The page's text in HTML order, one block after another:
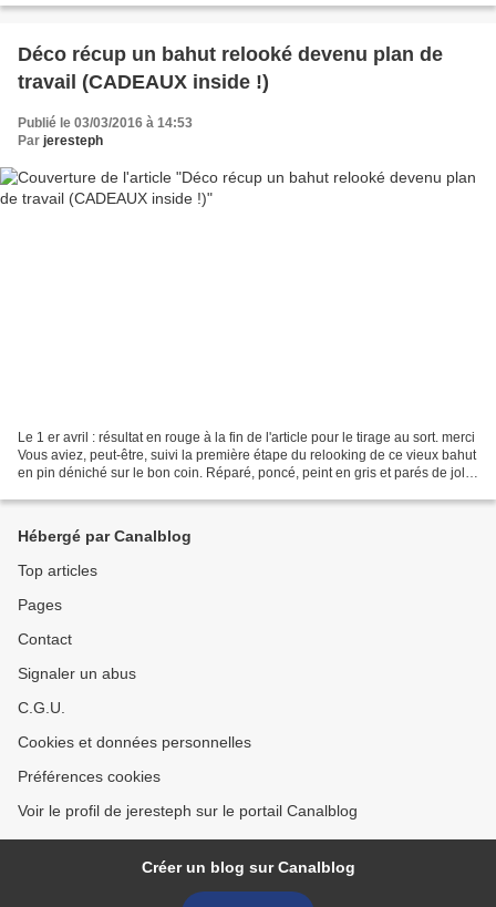
Déco récup un bahut relooké devenu plan de
travail (CADEAUX inside !)
Publié le 03/03/2016 à 14:53
Par jeresteph
Le 1 er avril : résultat en rouge à la fin de l'article pour le tirage au sort. merci
Vous aviez, peut-être, suivi la première étape du relooking de ce vieux bahut
en pin déniché sur le bon coin. Réparé, poncé, peint en gris et parés de jolis
Hébergé par Canalblog
Top articles
Pages
Contact
Signaler un abus
C.G.U.
Cookies et données personnelles
Préférences cookies
Voir le profil de jeresteph sur le portail Canalblog
Créer un blog sur Canalblog